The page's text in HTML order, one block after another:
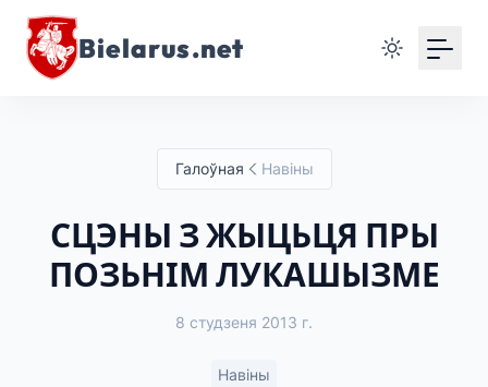
Bielarus.net
Галоўная Навіны
СЦЭНЫ З ЖЫЦЬЦЯ ПРЫ
ПОЗЬНІМ ЛУКАШЫЗМЕ
8 студзеня 2013 г.
Навіны